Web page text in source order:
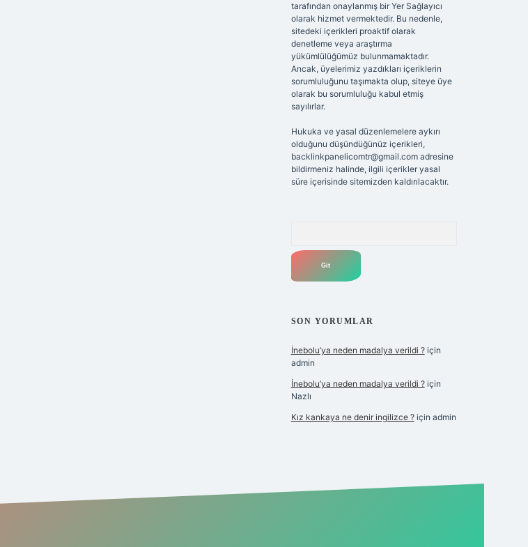
tarafından onaylanmış bir Yer Sağlayıcı
olarak hizmet vermektedir. Bu nedenle,
sitedeki içerikleri proaktif olarak
denetleme veya araştırma
yükümlülüğümüz bulunmamaktadır.
Ancak, üyelerimiz yazdıkları içeriklerin
sorumluluğunu taşımakta olup, siteye üye
olarak bu sorumluluğu kabul etmiş
sayılırlar.
Hukuka ve yasal düzenlemelere aykırı
olduğunu düşündüğünüz içerikleri,
backlinkpanelicomtr@gmail.comadresine
bildirmeniz halinde, ilgili içerikler yasal
süre içerisinde sitemizden kaldırılacaktır.
SON YORUMLAR
İnebolu’ya neden madalya verildi ?için
admin
İnebolu’ya neden madalya verildi ?için
Nazlı
Kız kankaya ne denir ingilizce ?için admin